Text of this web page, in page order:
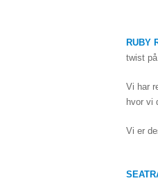
RUBY
twist
Vi har
hvor vi
Vi er